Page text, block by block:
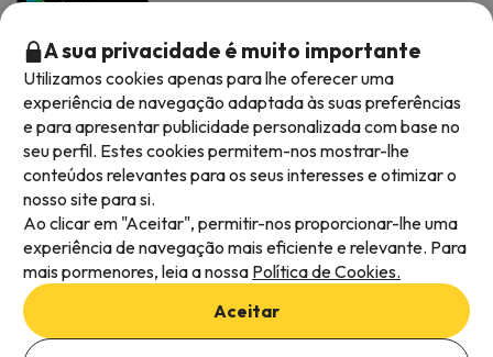
Métodos de pagamento disponíveis
Termos e condições gerais
Privacidade dos dados
A sua privacidade é muito importante
Utilizamos cookies apenas para lhe oferecer uma
experiência de navegação adaptada às suas preferências
e para apresentar publicidade personalizada com base no
seu perfil. Estes cookies permitem-nos mostrar-lhe
conteúdos relevantes para os seus interesses e otimizar o
nosso site para si.
Ao clicar em "Aceitar", permitir-nos proporcionar-lhe uma
experiência de navegação mais eficiente e relevante. Para
mais pormenores, leia a nossa Política de Cookies.
Aceitar